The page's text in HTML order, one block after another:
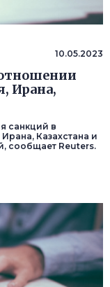
10.05.2023
Ирана,
санкций в
Казахстана и
сообщает Reuters.